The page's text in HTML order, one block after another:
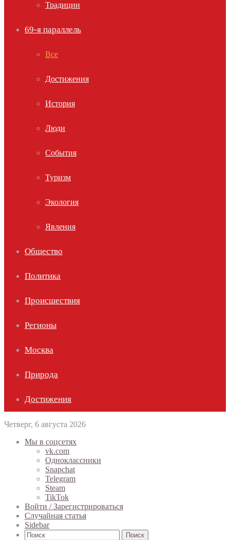
Традиции
69-я параллель
Все
Достижения
История
Люди
События
Туризм
Экология
Явления
Общество
Политика
Происшествия
Регионы
Москва
Природа
Достижения
Четверг, 6 августа 2026
Мы в соцсетях
vk.com
Одноклассники
Snapchat
Telegram
Steam
TikTok
Войти / Зарегистрироваться
Случайная статья
Sidebar
Поиск